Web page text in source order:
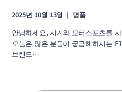
2025년 10월 13일 명품
안녕하세요, 시계와 모터스포츠를
오늘은 많은 분들이 궁금해하시는
브랜드…